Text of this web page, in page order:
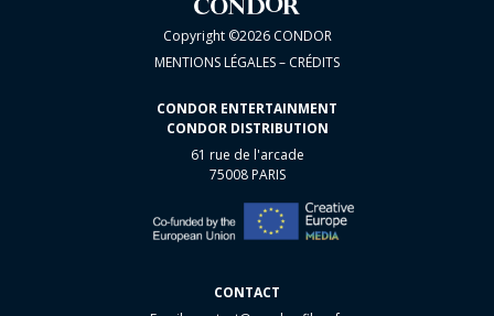
Copyright ©2026 CONDOR
MENTIONS LÉGALES – CRÉDITS
CONDOR ENTERTAINMENT
CONDOR DISTRIBUTION
61 rue de l'arcade
75008 PARIS
CONTACT